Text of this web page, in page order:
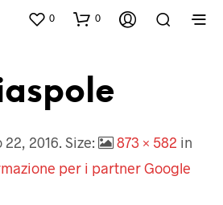
0 0
22, 2016. Size: 873 × 582 in
per i partner Google